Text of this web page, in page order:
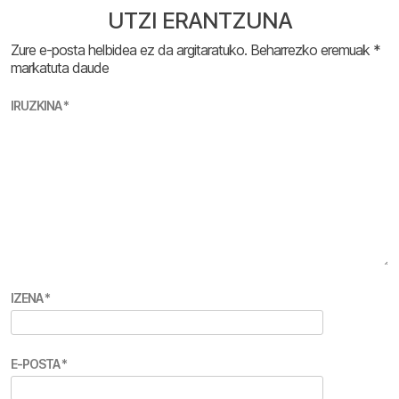
UTZI ERANTZUNA
Zure e-posta helbidea ez da argitaratuko. Beharrezko eremuak *
markatuta daude
IRUZKINA*
IZENA*
E-POSTA*